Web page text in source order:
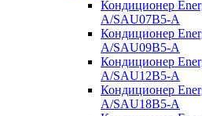
Кондиционер
A/SAU07B5-A
Кондиционер
A/SAU09B5-A
Кондиционер
A/SAU12B5-A
Кондиционер
A/SAU18B5-A